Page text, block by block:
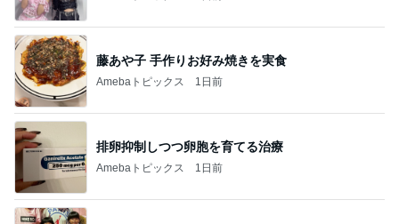
藤あや子 手作りお好み焼きを実食
Amebaトピックス 1日前
排卵抑制しつつ卵胞を育てる治療
Amebaトピックス 1日前